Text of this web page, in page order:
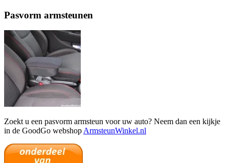
Pasvorm armsteunen
Zoekt u een pasvorm armsteun voor uw auto? Neem dan een kijkje
in de GoodGo webshop ArmsteunWinkel.nl